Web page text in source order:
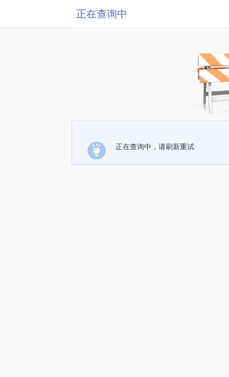
正在查询中
正在查询中，请刷新重试